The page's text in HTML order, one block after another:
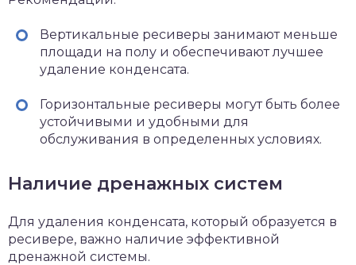
Вертикальные ресиверы занимают меньше
площади на полу и обеспечивают лучшее
удаление конденсата.
Горизонтальные ресиверы могут быть более
устойчивыми и удобными для
обслуживания в определенных условиях.
Наличие дренажных систем
Для удаления конденсата, который образуется в
ресивере, важно наличие эффективной
дренажной системы.